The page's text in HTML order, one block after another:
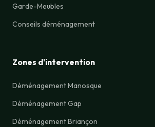
Garde-Meubles
Conseils déménagement
Zones d'intervention
Déménagement Manosque
Déménagement Gap
Déménagement Briançon